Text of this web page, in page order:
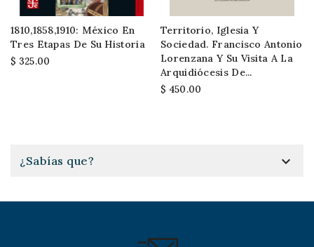
1810,1858,1910: México En
Tres Etapas De Su Historia
$ 325.00
Territorio, Iglesia Y
Sociedad. Francisco Antonio
Lorenzana Y Su Visita A La
Arquidiócesis De...
$ 450.00
¿Sabías que? 